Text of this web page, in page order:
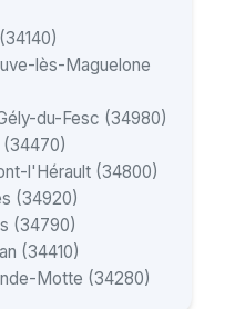
lès-Maguelone
du-Fesc (34980)
(34470)
l'Hérault (34800)
(34920)
(34790)
(34410)
Motte (34280)